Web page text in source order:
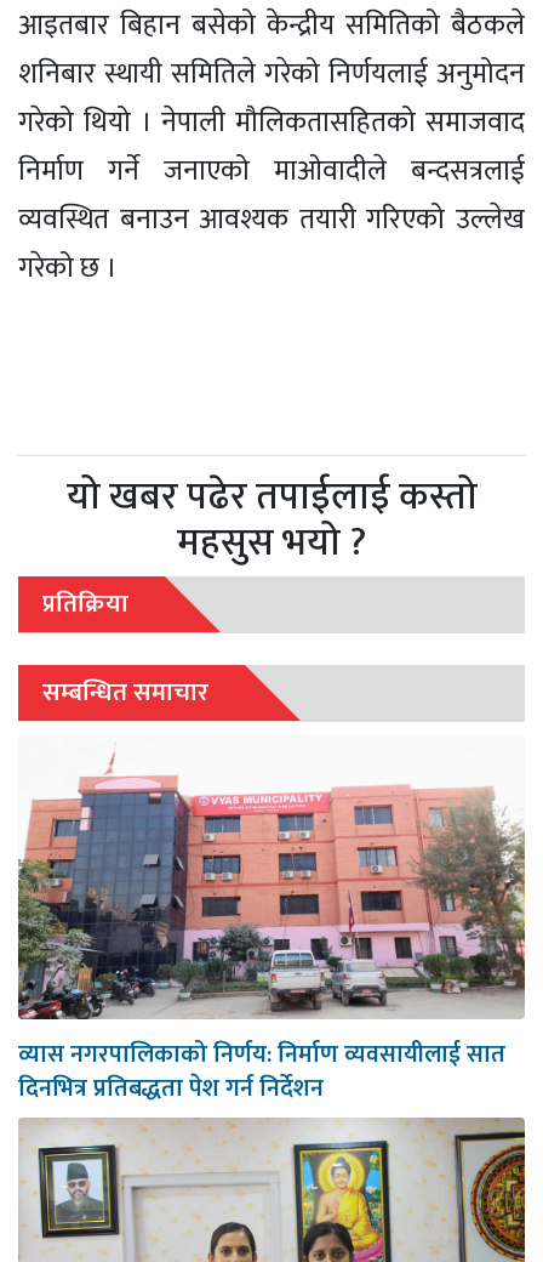
आइतबार बिहान बसेको केन्द्रीय समितिको बैठकले
शनिबार स्थायी समितिले गरेको निर्णयलाई अनुमोदन
गरेको थियो । नेपाली मौलिकतासहितको समाजवाद
निर्माण गर्ने जनाएको माओवादीले बन्दसत्रलाई
व्यवस्थित बनाउन आवश्यक तयारी गरिएको उल्लेख
गरेको छ ।
यो खबर पढेर तपाईलाई कस्तो
महसुस भयो ?
प्रतिक्रिया
सम्बन्धित समाचार
व्यास नगरपालिकाको निर्णय: निर्माण व्यवसायीलाई सात
दिनभित्र प्रतिबद्धता पेश गर्न निर्देशन